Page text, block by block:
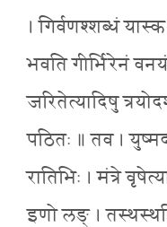
। गिर्वणश्शब्धं यास्क
भवति गीर्भिरेनं
जरितेत्यादिषु
पठितः ॥ तव ।
रातिभिः । मंत्रे
इणो लङ् ।